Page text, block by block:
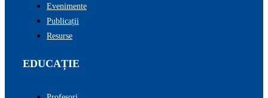
Evenimente
Publicații
Resurse
EDUCAȚIE